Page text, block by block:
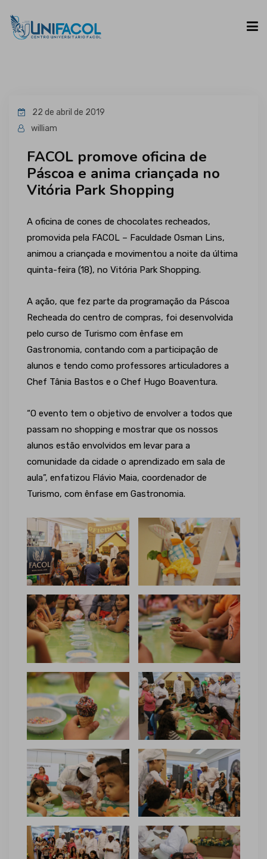
CURSOS
ESPAÇO DO ALUNO
22 de abril de 2019
william
FACOL promove oficina de
Páscoa e anima criançada no
Vitória Park Shopping
A oficina de cones de chocolates recheados,
promovida pela FACOL – Faculdade Osman Lins,
animou a criançada e movimentou a noite da última
quinta-feira (18), no Vitória Park Shopping.
A ação, que fez parte da programação da Páscoa
Recheada do centro de compras, foi desenvolvida
pelo curso de Turismo com ênfase em
Gastronomia, contando com a participação de
alunos e tendo como professores articuladores a
Chef Tânia Bastos e o Chef Hugo Boaventura.
“O evento tem o objetivo de envolver a todos que
passam no shopping e mostrar que os nossos
alunos estão envolvidos em levar para a
comunidade da cidade o aprendizado em sala de
aula”, enfatizou Flávio Maia, coordenador de
Turismo, com ênfase em Gastronomia.